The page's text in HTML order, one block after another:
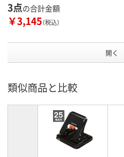
3点の合計金額
￥3,145（税込）
開く
類似商品と比較